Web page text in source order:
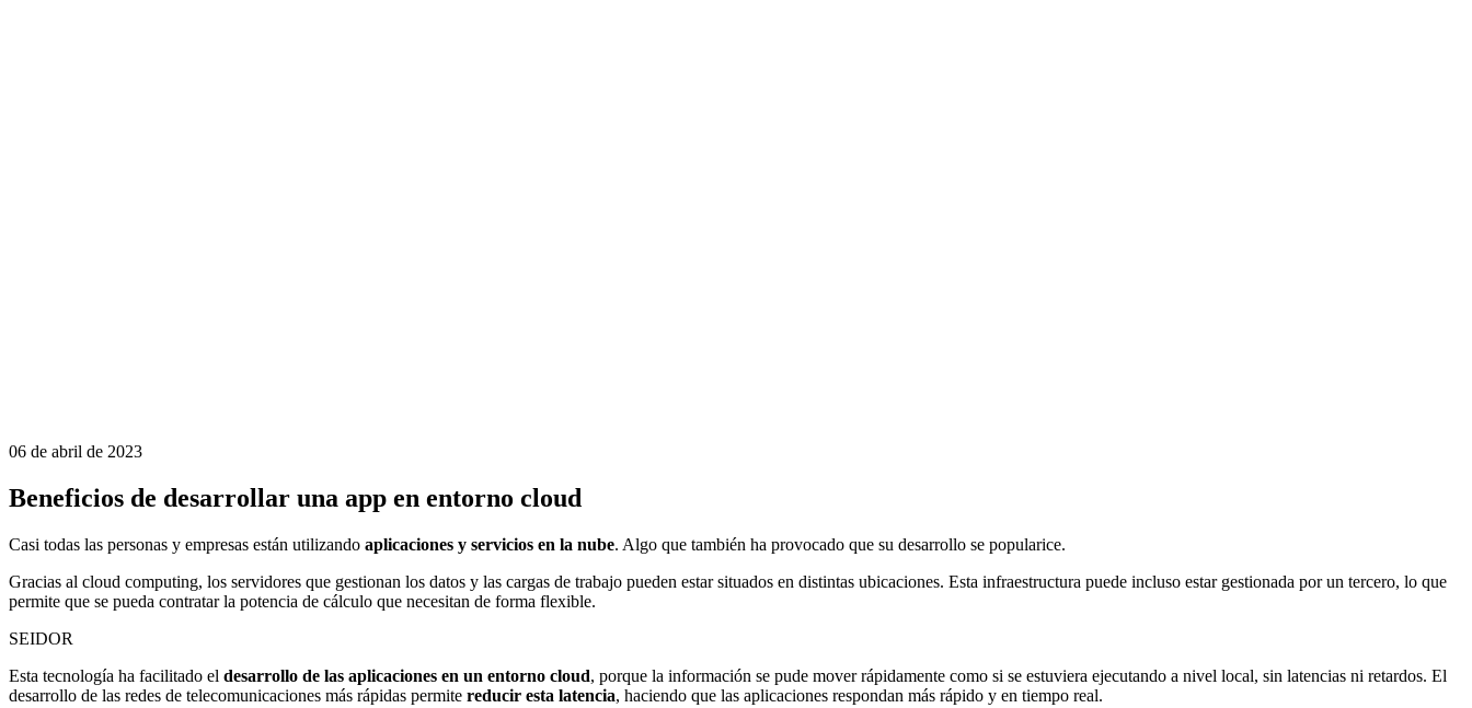
06 de abril de 2023
Beneficios de desarrollar una app en entorno cloud
Casi todas las personas y empresas están utilizando aplicaciones y servicios en la nube. Algo que también ha provocado que su desarrollo se popularice.
Gracias al cloud computing, los servidores que gestionan los datos y las cargas de trabajo pueden estar situados en distintas ubicaciones. Esta infraestructura puede incluso estar gestionada por un tercero, lo que
permite que se pueda contratar la potencia de cálculo que necesitan de forma flexible.
SEIDOR
Esta tecnología ha facilitado el desarrollo de las aplicaciones en un entorno cloud, porque la información se pude mover rápidamente como si se estuviera ejecutando a nivel local, sin latencias ni retardos. El
desarrollo de las redes de telecomunicaciones más rápidas permite reducir esta latencia, haciendo que las aplicaciones respondan más rápido y en tiempo real.